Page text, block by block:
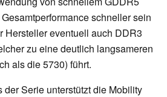
schneller sein
Hersteller eventuell auch DDR3
zu eine deutlich langsameren
als die 5730) führt.
Serie unterstützt die Mobility